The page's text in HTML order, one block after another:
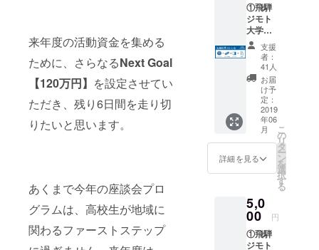
来年度の活動資金を集める
ために、さらなるNext Goal
【120万円】 を設定させてい
ただき、残り6日間を走り切
りたいと思います。
あくまで今年の座談会プロ
グラムは、高校生が地域に
関わるファーストステップ
①飛騨
ジモト
大学の
【ロゴ
ステッ
カー】
、お好
みのプ
ログラ
ム一つ
にオブ
ザー
バー(傍
聴者)と
してご
参加い
る【プ
ログラ
ム参加
券】、
開催プ
支援
者：
41人
お届
け予
定：
2019
年06
月
詳細を見る
こ
の
リ
タ
ー
ン
を
選
択
す
る
5,0
00 円
①飛騨
ジモト